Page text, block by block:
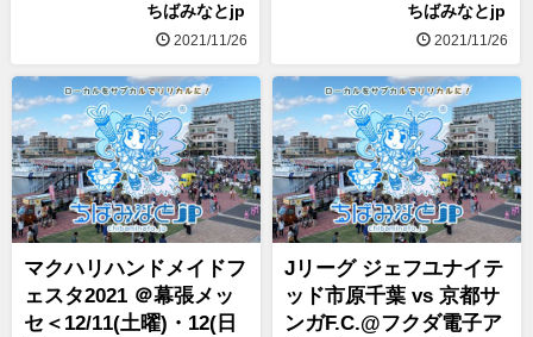
ちばみなとjp
2021/11/26
ちばみなとjp
2021/11/26
マクハリハンドメイドフ
ェスタ2021 ＠幕張メッ
セ＜12/11(土曜)・12(日
Jリーグ ジェフユナイテ
ッド市原千葉 vs 京都サ
ンガF.C.@フクダ電子ア